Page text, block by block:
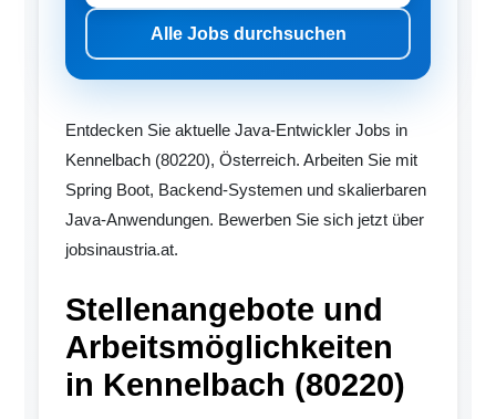
Alle Jobs durchsuchen
Entdecken Sie aktuelle Java-Entwickler Jobs in
Kennelbach (80220), Österreich. Arbeiten Sie mit
Spring Boot, Backend-Systemen und skalierbaren
Java-Anwendungen. Bewerben Sie sich jetzt über
jobsinaustria.at.
Stellenangebote und
Arbeitsmöglichkeiten
in Kennelbach (80220)